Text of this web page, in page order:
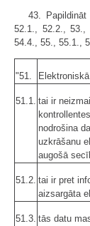
43.
52.1., 52.2.,
54.4., 55., 55.1.,
"51.
51.1. tai ir
nodrošina
uzkrāšanu
augošā
51.2. tai ir pret
aizsargāta
51.3. tās datu